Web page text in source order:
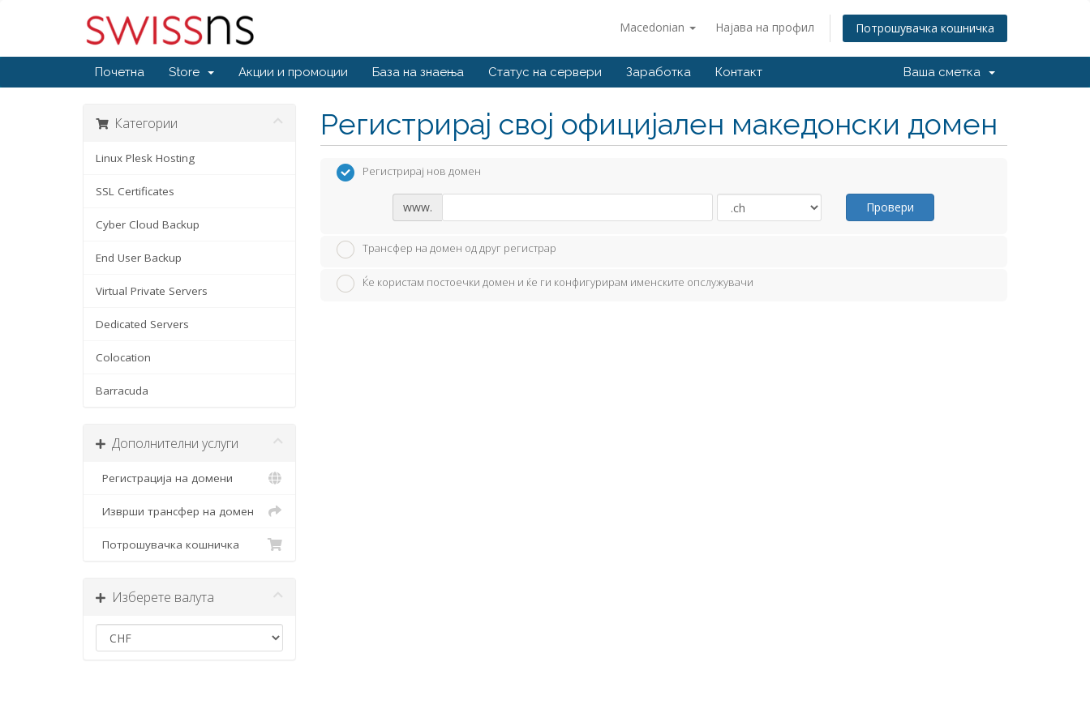
Macedonian Најава на профил Потрошувачка кошничка
Почетна Store Акции и промоции База на знаења Статус на сервери Заработка Контакт Ваша сметка
Категории
Linux Plesk Hosting
SSL Certificates
Cyber Cloud Backup
End User Backup
Virtual Private Servers
Dedicated Servers
Colocation
Barracuda
Дополнителни услуги
Регистрација на домени
Изврши трансфер на домен
Потрошувачка кошничка
Изберете валута
Регистрирај свој официјален македонски домен
Регистрирај нов домен
www. Провери
Трансфер на домен од друг регистрар
Ќе користам постоечки домен и ќе ги конфигурирам именските опслужувачи